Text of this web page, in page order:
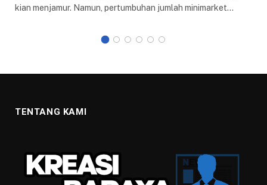
kian menjamur. Namun, pertumbuhan jumlah minimarket…
TENTANG KAMI